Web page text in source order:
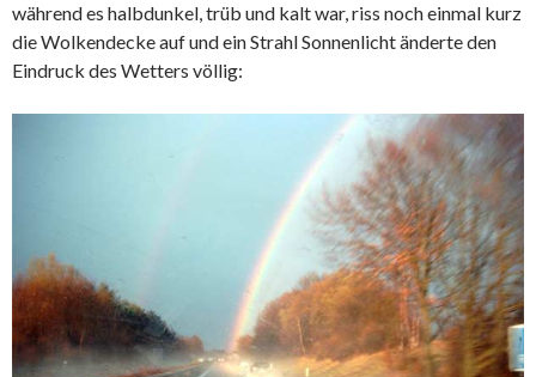
während es halbdunkel, trüb und kalt war, riss noch einmal kurz
die Wolkendecke auf und ein Strahl Sonnenlicht änderte den
Eindruck des Wetters völlig: